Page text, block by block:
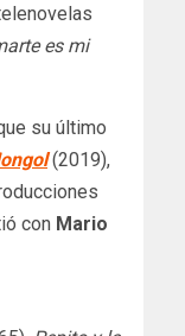
es mi
su último
(2019),
con Mario